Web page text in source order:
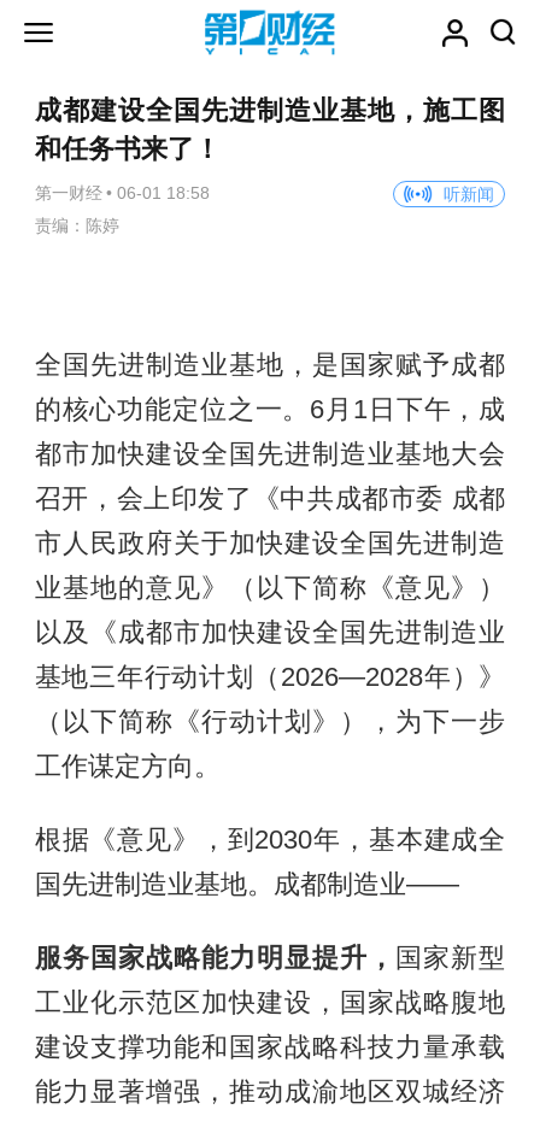
成都建设全国先进制造业基地，施工图
和任务书来了！
第一财经 • 06-01 18:58
听新闻
责编：陈婷
全国先进制造业基地，是国家赋予成都
的核心功能定位之一。6月1日下午，成
都市加快建设全国先进制造业基地大会
召开，会上印发了《中共成都市委 成都
市人民政府关于加快建设全国先进制造
业基地的意见》（以下简称《意见》）
以及《成都市加快建设全国先进制造业
基地三年行动计划（2026—2028年）》
（以下简称《行动计划》），为下一步
工作谋定方向。
根据《意见》，到2030年，基本建成全
国先进制造业基地。成都制造业——
服务国家战略能力明显提升， 国家新型
工业化示范区加快建设，国家战略腹地
建设支撑功能和国家战略科技力量承载
能力显著增强，推动成渝地区双城经济